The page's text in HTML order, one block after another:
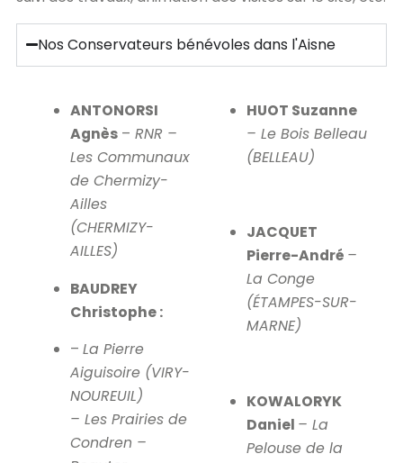
Nos Conservateurs bénévoles dans l'Aisne
ANTONORSI
Agnès – RNR –
Les Communaux
de Chermizy-
Ailles
(CHERMIZY-
AILLES)
BAUDREY
Christophe :
– La Pierre
Aiguisoire (VIRY-
NOUREUIL)
– Les Prairies de
Condren –
HUOT Suzanne
– Le Bois Belleau
(BELLEAU)
JACQUET
Pierre-André –
La Conge
(ÉTAMPES-SUR-
MARNE)
KOWALORYK
Daniel – La
Pelouse de la